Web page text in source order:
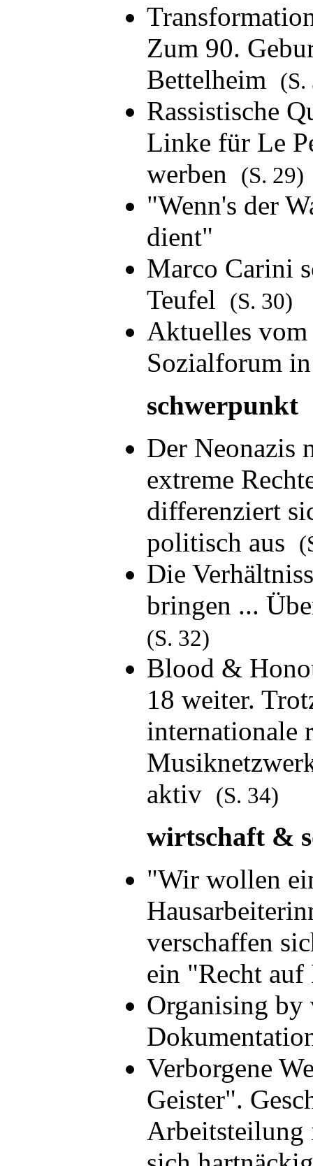
Zum 90.
Bettelheim
(S.
Rassistische
Linke für Le
werben
(S. 29)
"Wenn's der
dient"
Marco Carini
Teufel
(S. 30)
Aktuelles vom
Sozialforum
schwerpunkt
Der Neonazis
extreme
differenziert
politisch aus
Die
bringen ...
(S. 32)
Blood &
18 weiter.
internationale
aktiv (S. 34)
wirtschaft &
"Wir wollen
verschaffen
ein "Recht
Organising by
Verborgene
Geister".
Arbeitsteilung